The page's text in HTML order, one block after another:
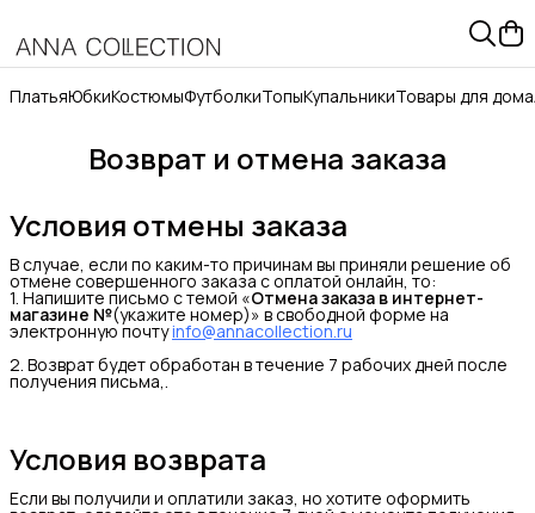
ПлатьяЮбкиКостюмыФутболкиТопыКупальникиТовары для дома
Возврат и отмена заказа
Условия отмены заказа
В случае, если по каким-то причинам вы приняли решение об
отмене совершенного заказа с оплатой онлайн, то:
1. Напишите письмо с темой «Отмена заказа в интернет-
магазине №(укажите номер)» в свободной форме на
электронную почтуinfo@annacollection.ru
2. Возврат будет обработан в течение 7 рабочих дней после
получения письма,.
Условия возврата
Если вы получили и оплатили заказ, но хотите оформить